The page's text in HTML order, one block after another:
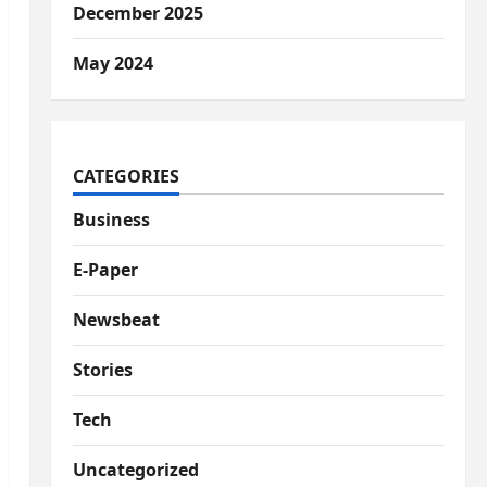
December 2025
May 2024
CATEGORIES
Business
E-Paper
Newsbeat
Stories
Tech
Uncategorized